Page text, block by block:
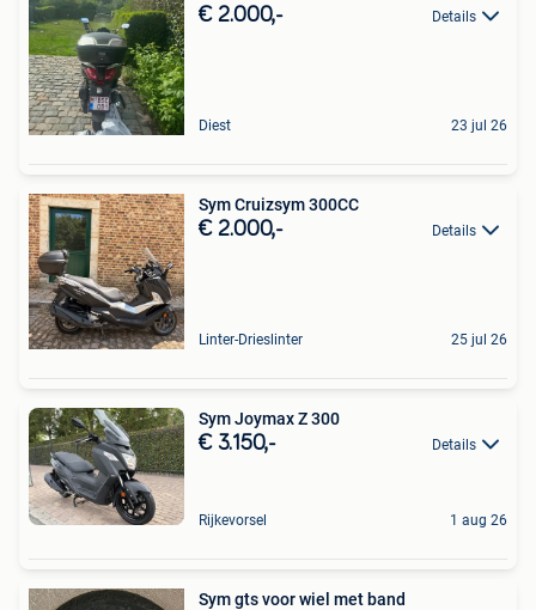
€ 2.000,- Details
Diest 23 jul 26
Sym Cruizsym 300CC
€ 2.000,- Details
Linter-Drieslinter 25 jul 26
Sym Joymax Z 300
€ 3.150,- Details
Rijkevorsel 1 aug 26
Sym gts voor wiel met band